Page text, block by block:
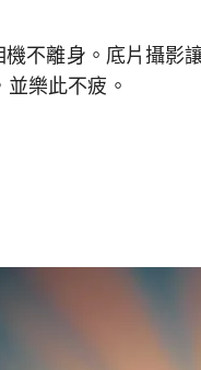
不離身。底片攝
樂此不疲。